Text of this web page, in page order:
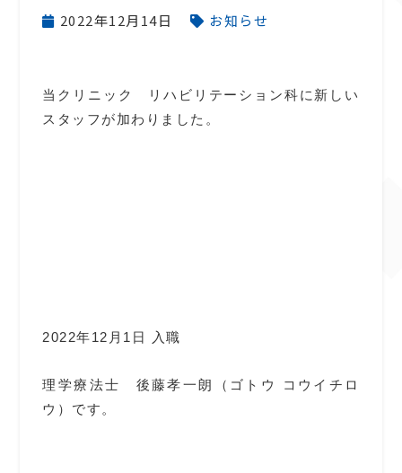
2022年12月14日 お知らせ
当クリニック リハビリテーション科に新しい
スタッフが加わりました。
2022年12月1日 入職
理学療法士 後藤孝一朗（ゴトウ コウイチロ
ウ）です。